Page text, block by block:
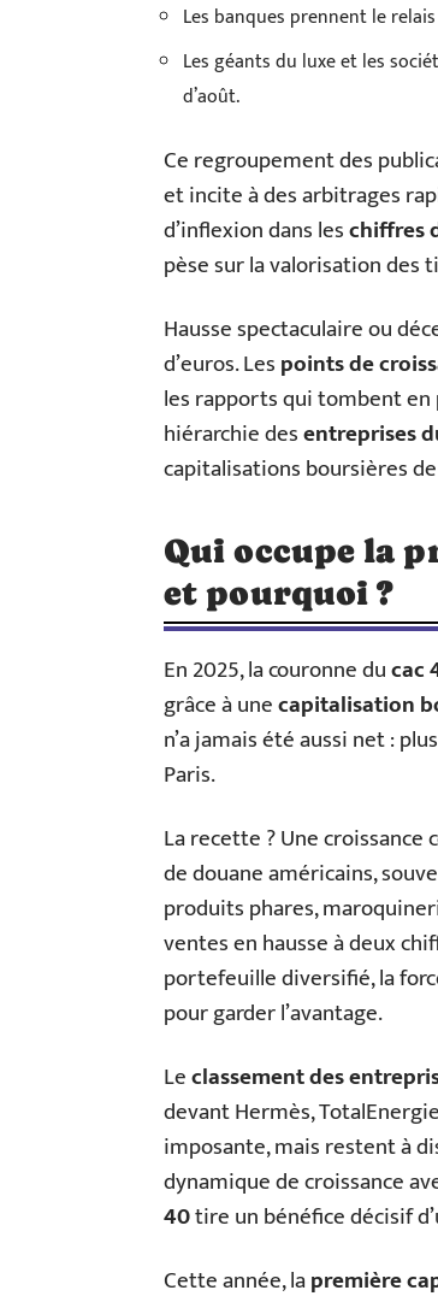
Les banques prennent le
Les géants du luxe et les
d’août.
Ce regroupement des
et incite à des arbitrages
d’inflexion dans leschiffres
pèse sur la valorisation des
Hausse spectaculaire ou
d’euros. Lespoints de
les rapports qui tombent
hiérarchie desentreprises
capitalisations boursières
Qui occupe la
et pourquoi ?
En 2025, la couronne ducac
grâce à unecapitalisation
n’a jamais été aussi net :
Paris.
La recette ? Une
de douane américains,
produits phares,
ventes en hausse à deux
portefeuille diversifié, la
pour garder l’avantage.
Leclassement des
devant Hermès,
imposante, mais restent à
dynamique de croissance
40tire un bénéfice décisif
Cette année, lapremière